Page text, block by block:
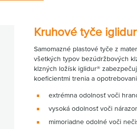
Kruhové tyče
Samomazné plastové tyče z
všetkých typov bezúdržbových
klzných ložísk iglidur®
koeficientmi trenia a
extrémna odolnosť voči
vysoká odolnosť voči
mimoriadne odolné voči